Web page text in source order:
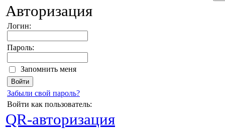
Авторизация
Логин:
Пароль:
Запомнить меня
Забыли свой пароль?
Войти как пользователь:
QR-авторизация